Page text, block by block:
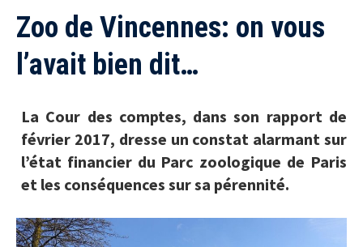
Zoo de Vincennes: on vous
l’avait bien dit…
La Cour des comptes, dans son rapport de
février 2017, dresse un constat alarmant sur
l’état financier du Parc zoologique de Paris
et les conséquences sur sa pérennité.